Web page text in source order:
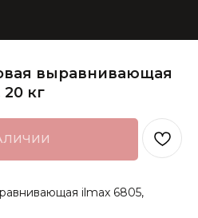
выравнивающая
кг
ilmax 6805,